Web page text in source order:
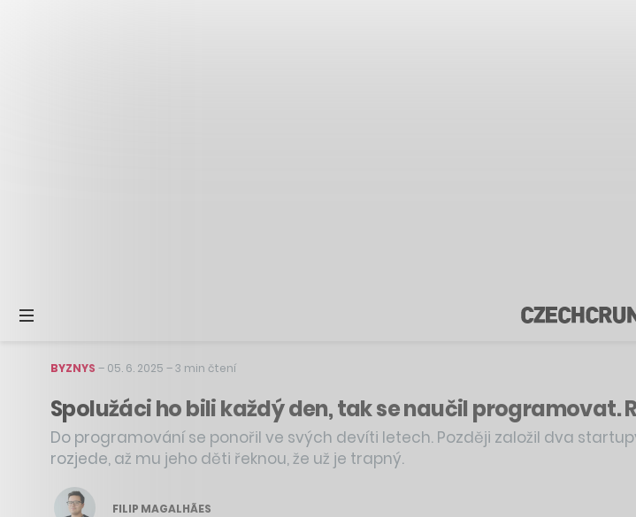
BYZNYS – 05. 6. 2025 –3 min čtení
Spolužáci ho bili každý den, tak se naučil
Do programování se ponořil ve svých devíti letech. Později založil dva
rozjede, až mu jeho děti řeknou, že už je trapný.
FILIP MAGALHÃES